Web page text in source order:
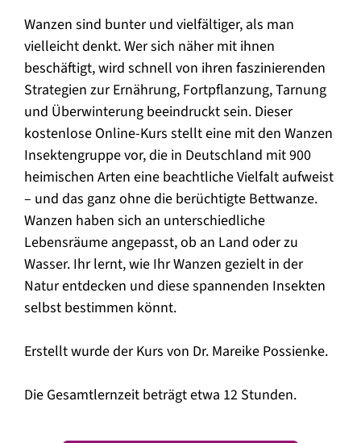
Wanzen sind bunter und vielfältiger, als man
vielleicht denkt. Wer sich näher mit ihnen
beschäftigt, wird schnell von ihren faszinierenden
Strategien zur Ernährung, Fortpflanzung, Tarnung
und Überwinterung beeindruckt sein. Dieser
kostenlose Online-Kurs stellt eine mit den Wanzen
Insektengruppe vor, die in Deutschland mit 900
heimischen Arten eine beachtliche Vielfalt aufweist
– und das ganz ohne die berüchtigte Bettwanze.
Wanzen haben sich an unterschiedliche
Lebensräume angepasst, ob an Land oder zu
Wasser. Ihr lernt, wie Ihr Wanzen gezielt in der
Natur entdecken und diese spannenden Insekten
selbst bestimmen könnt.
Erstellt wurde der Kurs von Dr. Mareike Possienke.
Die Gesamtlernzeit beträgt etwa 12 Stunden.